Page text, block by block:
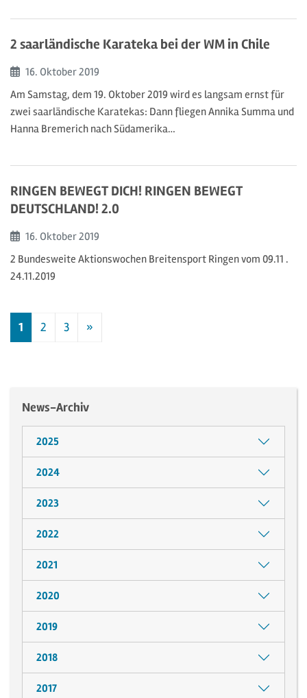
2 saarländische Karateka bei der WM in Chile
Beginn:
16. Oktober2019
Am Samstag, dem 19. Oktober 2019 wird es langsam ernst für
zwei saarländische Karatekas: Dann fliegen Annika Summa und
Hanna Bremerich nach Südamerika…
RINGEN BEWEGT DICH! RINGEN BEWEGT
DEUTSCHLAND! 2.0
Beginn:
16. Oktober2019
2 Bundesweite Aktionswochen Breitensport Ringen vom 09.11 . 
24.11.2019
1 2 3 »Nächste
News-Archiv
2025
2024
2023
2022
2021
2020
2019
2018
2017